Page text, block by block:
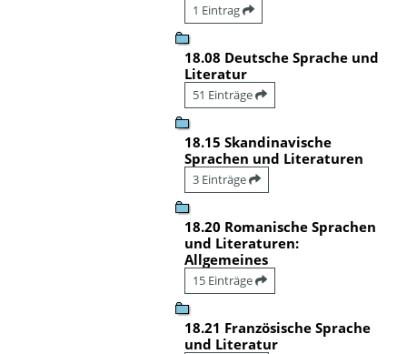
1 Eintrag
18.08 Deutsche Sprache und
Literatur
51 Einträge
18.15 Skandinavische
Sprachen und Literaturen
3 Einträge
18.20 Romanische Sprachen
und Literaturen:
Allgemeines
15 Einträge
18.21 Französische Sprache
und Literatur